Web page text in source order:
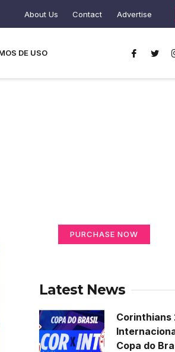
About Us Contact Advertise
DE USO
PURCHASE NOW
Latest News
Corinthians
Copa do